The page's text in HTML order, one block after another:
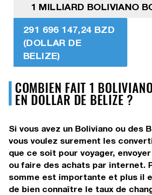
1 MILLIARD BOLIVIANO
291 696 147,24 BZD
(DOLLAR DE
BELIZE)
COMBIEN FAIT 1
EN DOLLAR DE BELIZE ?
Si vous avez un Boliviano ou des
vous voulez surement les
que ce soit pour voyager,
ou faire des achats par internet.
somme est importante et plus il
de bien connaître le taux de